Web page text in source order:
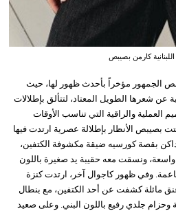
اللبنانية كارمن بصيبص
الجمهور مؤخراً بأحدث ظهور لها، حيث
شعرها الطويل المعتاد، لتتألق بإطلالات
العملية والراقية التي تناسب الأوقات
بصيبص الأنظار بإطلالة عصرية ارتدت فيها
بقصة كورسيه ضيقة مكشوفة الكتفين،
ونسقت معه حقيبة يد صغيرة باللون
وفي ظهور كاجوال آخر، ارتدت كنزة
عنق مائلة كشفت عن أحد الكتفين، مع بنطال
جلدي رفيع باللون البني. وعلى صعيد